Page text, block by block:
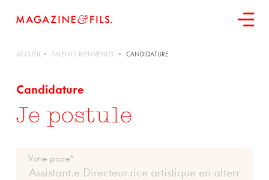
contactez-nous
ACCUEIL TALENTS BIENVENUS. CANDIDATURE
Candidature
Je postule
Votre poste*